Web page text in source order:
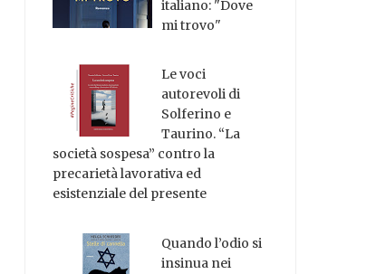
italiano: "Dove
mi trovo"
Le voci
autorevoli di
Solferino e
Taurino. “La
società sospesa” contro la
precarietà lavorativa ed
esistenziale del presente
Quando l’odio si
insinua nei